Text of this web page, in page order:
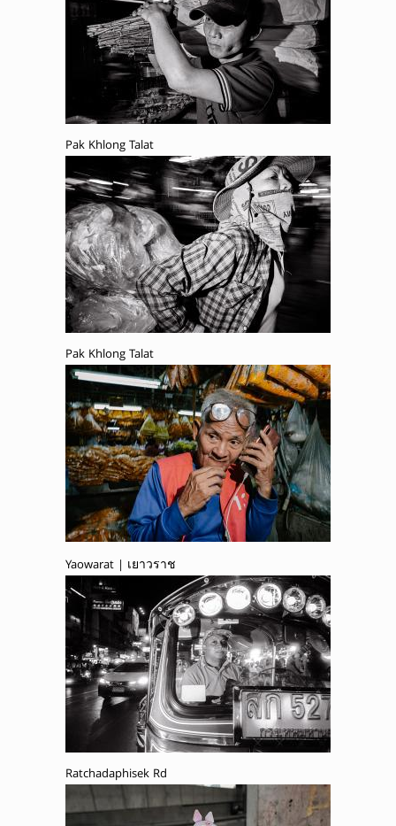
Pak Khlong Talat
Pak Khlong Talat
Yaowarat | เยาวราช
Ratchadaphisek Rd